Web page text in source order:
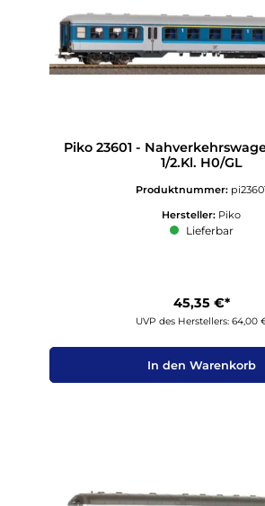
Piko 23601 -
1/2.Kl. H0/GL
Produktnummer:
Hersteller: Piko
Lieferbar
45,35 €*
UVP des Herstellers: 64,00
In den Warenkorb